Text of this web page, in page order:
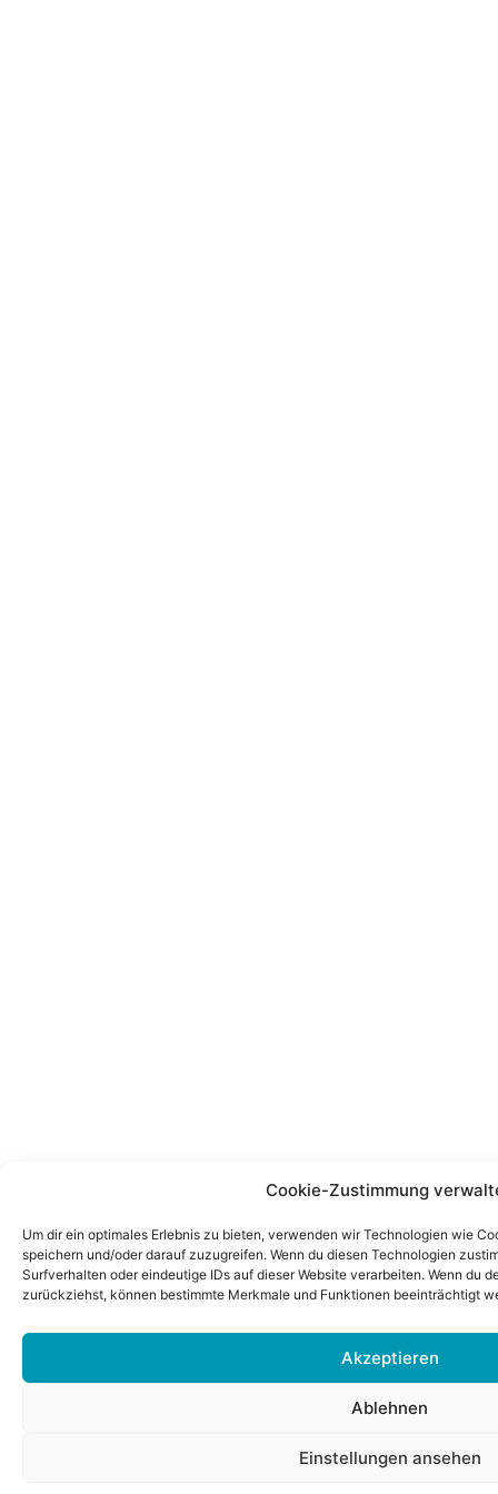
Cookie-Zustimmung
Um dir ein optimales Erlebnis zu bieten, verwenden wir Technologien wie
speichern und/oder darauf zuzugreifen. Wenn du diesen Technologien
Surfverhalten oder eindeutige IDs auf dieser Website verarbeiten. Wenn du
zurückziehst, können bestimmte Merkmale und Funktionen beeinträchtigt
Akzeptieren
Ablehnen
Einstellungen ansehen